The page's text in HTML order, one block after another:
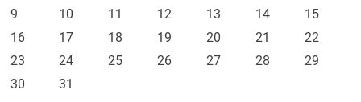
9
10 11 12 13 14
15
16
17 18 19 20 21
22
23
24 25 26 27 28
29
30
31